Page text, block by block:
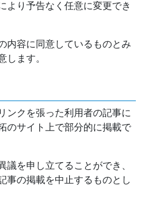
より予告なく任意に変更でき
内容に同意しているものとみ
します。
ンクを張った利用者の記事に
のサイト上で部分的に掲載で
議を申し立てることができ、
事の掲載を中止するものとし